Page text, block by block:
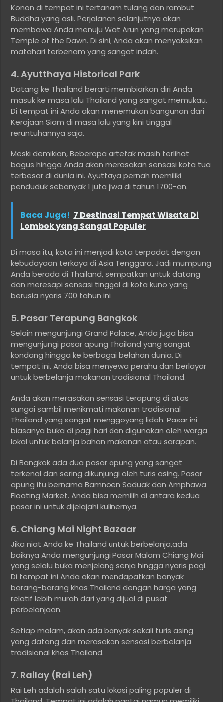
Konon di tempat ini tertanam tulang dan rambut
Buddha yang asli. Perjalanan selanjutnya akan
membawa Anda menuju Wat Arun yang merupakan
Temple of the Dawn. Di sini, Anda akan menyaksikan
matahari terbenam yang sangat indah.
4. Ayutthaya Historical Park
Datang ke Thailand berarti membiarkan diri Anda
masuk ke masa lalu Thailand yang sangat memukau.
Di tempat ini Anda akan menemukan bangunan dari
Kerajaan Siam di masa lalu yang kini tinggal
reruntuhannya saja.
Meski demikian, Beberapa artefak masih terlihat
bagus hingga Anda akan merasakan sensasi kota tua
terbesar di dunia ini. Ayuttaya pernah memiliki
penduduk sebanyak 1 juta jiwa di tahun 1700-an.
Baca Juga! 7 Destinasi Tempat Wisata Di
Lombok yang Sangat Populer
Di masa itu, kota ini menjadi kota terpadat dengan
kebudayaan terkaya di Asia Tenggara. Jadi mumpung
Anda berada di Thailand, sempatkan untuk datang
dan meresapi sensasi tinggal di kota kuno yang
berusia nyaris 700 tahun ini.
5. Pasar Terapung Bangkok
Selain mengunjungi Grand Palace, Anda juga bisa
mengunjungi pasar apung Thailand yang sangat
kondang hingga ke berbagai belahan dunia. Di
tempat ini, Anda bisa menyewa perahu dan berlayar
untuk berbelanja makanan tradisional Thailand.
Anda akan merasakan sensasi terapung di atas
sungai sambil menikmati makanan tradisional
Thailand yang sangat menggoyang lidah. Pasar ini
biasanya buka di pagi hari dan digunakan oleh warga
lokal untuk belanja bahan makanan atau sarapan.
Di Bangkok ada dua pasar apung yang sangat
terkenal dan sering dikunjungi oleh turis asing. Pasar
apung itu bernama Bamnoen Saduak dan Amphawa
Floating Market. Anda bisa memilih di antara kedua
pasar ini untuk dijelajahi kulinernya.
6. Chiang Mai Night Bazaar
Jika niat Anda ke Thailand untuk berbelanja,ada
baiknya Anda mengunjungi Pasar Malam Chiang Mai
yang selalu buka menjelang senja hingga nyaris pagi.
Di tempat ini Anda akan mendapatkan banyak
barang-barang khas Thailand dengan harga yang
relatif lebih murah dari yang dijual di pusat
perbelanjaan.
Setiap malam, akan ada banyak sekali turis asing
yang datang dan merasakan sensasi berbelanja
tradisional khas Thailand.
7. Railay (Rai Leh)
Rai Leh adalah salah satu lokasi paling populer di